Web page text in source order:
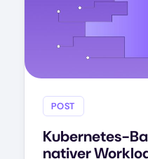
POST
Kubernetes-
nativer